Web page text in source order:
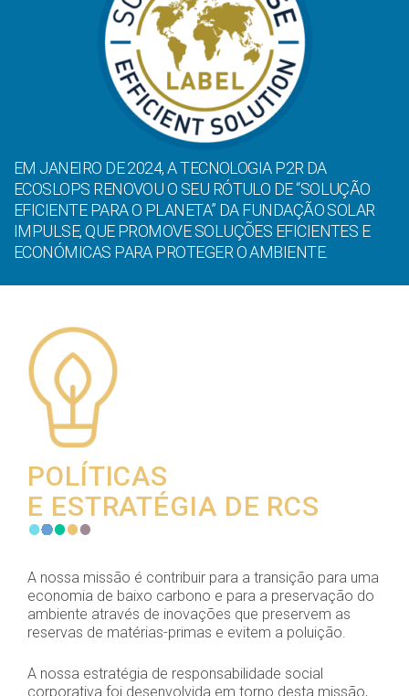
EM JANEIRO DE 2024, A TECNOLOGIA P2R DA
ECOSLOPS RENOVOU O SEU RÓTULO DE “SOLUÇÃO
EFICIENTE PARA O PLANETA” DA FUNDAÇÃO SOLAR
IMPULSE, QUE PROMOVE SOLUÇÕES EFICIENTES E
ECONÓMICAS PARA PROTEGER O AMBIENTE.
POLÍTICAS
E ESTRATÉGIA DE RCS
A nossa missão é contribuir para a transição para uma
economia de baixo carbono e para a preservação do
ambiente através de inovações que preservem as
reservas de matérias-primas e evitem a poluição.
A nossa estratégia de responsabilidade social
corporativa foi desenvolvida em torno desta missão,